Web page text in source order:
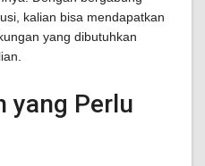
kalian bisa mendapatkan
yang dibutuhkan
yang Perlu